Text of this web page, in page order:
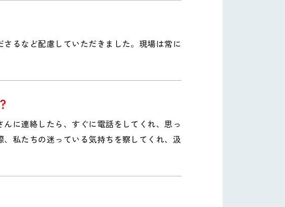
るなど配慮していただきました。現場は常に
に連絡したら、すぐに電話をしてくれ、思っ
私たちの迷っている気持ちを察してくれ、汲